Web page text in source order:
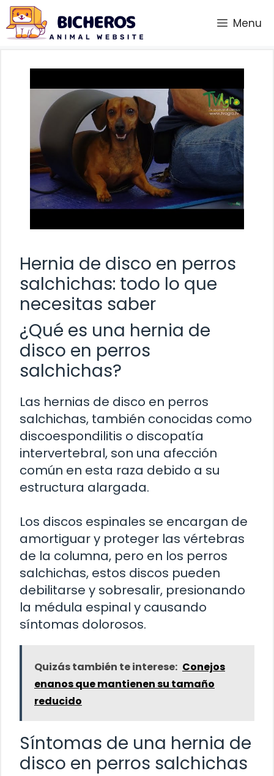
Saltar
al
contenido
Menu
Hernia de disco en perros
salchichas: todo lo que
necesitas saber
¿Qué es una hernia de
disco en perros
salchichas?
Las hernias de disco en perros
salchichas, también conocidas como
discoespondilitis o discopatía
intervertebral, son una afección
común en esta raza debido a su
estructura alargada.
Los discos espinales se encargan de
amortiguar y proteger las vértebras
de la columna, pero en los perros
salchichas, estos discos pueden
debilitarse y sobresalir, presionando
la médula espinal y causando
síntomas dolorosos.
Quizás también te interese: Conejos
enanos que mantienen su tamaño
reducido
Síntomas de una hernia de
disco en perros salchichas